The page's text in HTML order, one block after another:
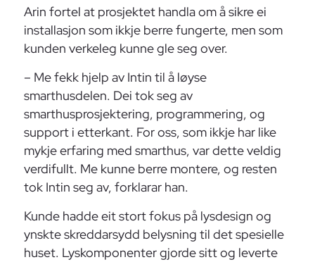
Arin fortel at prosjektet handla om å sikre ei
installasjon som ikkje berre fungerte, men som
kunden verkeleg kunne gle seg over.
– Me fekk hjelp av Intin til å løyse
smarthusdelen. Dei tok seg av
smarthusprosjektering, programmering, og
support i etterkant. For oss, som ikkje har like
mykje erfaring med smarthus, var dette veldig
verdifullt. Me kunne berre montere, og resten
tok Intin seg av, forklarar han.
Kunde hadde eit stort fokus på lysdesign og
ynskte skreddarsydd belysning til det spesielle
huset. Lyskomponenter gjorde sitt og leverte